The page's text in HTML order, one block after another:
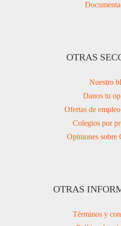
OTRAS
Nuestro
Danos tu
Ofertas de
Colegios por
Opiniones sobre
OTRAS
Términos y